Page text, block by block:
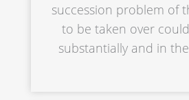
succes­si­on problem of
to be taken over
substan­ti­al­ly and in